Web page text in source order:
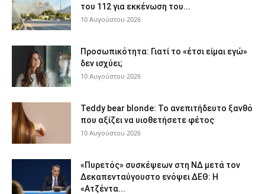
του 112 για εκκένωση του...
10 Αυγούστου 2026
Προσωπικότητα: Γιατί το «έτσι είμαι εγώ»
δεν ισχύει;
10 Αυγούστου 2026
Teddy bear blonde: Το ανεπιτήδευτο ξανθό
που αξίζει να υιοθετήσετε φέτος
10 Αυγούστου 2026
«Πυρετός» συσκέψεων στη ΝΔ μετά τον
Δεκαπενταύγουστο ενόψει ΔΕΘ: Η
«Ατζέντα...